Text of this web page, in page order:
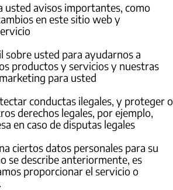
avisos importantes, como
en este sitio web y
usted para ayudarnos a
productos y servicios y nuestras
para usted
conductas ilegales, y proteger o
derechos legales, por ejemplo,
en caso de disputas legales
ciertos datos personales para su
se describe anteriormente, es
proporcionar el servicio o